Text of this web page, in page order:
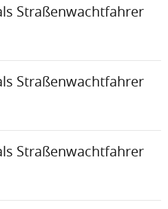
Straßenwachtfahrer
Straßenwachtfahrer
Straßenwachtfahrer